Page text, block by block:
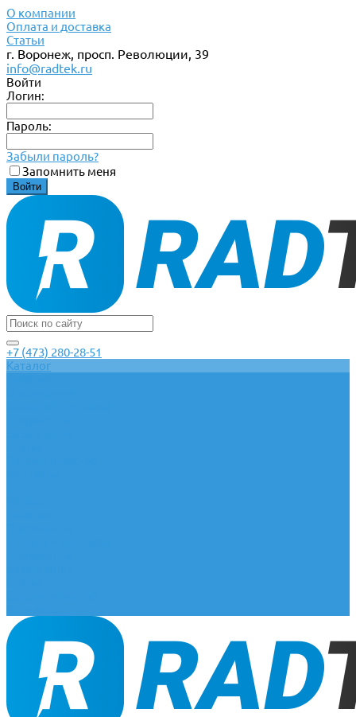
О компании
Оплата и доставка
Статьи
г. Воронеж, просп. Революции, 39
info@radtek.ru
Войти
Логин:
Пароль:
Забыли пароль?
Запомнить меня
+7 (473) 280-28-51
Каталог